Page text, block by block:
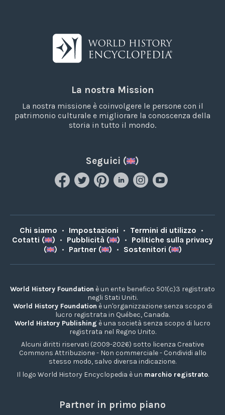
La nostra Mission
La nostra missione è coinvolgere le persone con il
patrimonio culturale e migliorare la conoscenza della
storia in tutto il mondo.
Seguici ( )
Chi siamo • Impostazioni • Termini di utilizzo •
Cotatti (
) • Pubblicità ( ) • Politiche sulla privacy
(
) • Partner ( ) • Sostenitori ( )
World History Foundation è un ente benefico 501(c)3 registrato
negli Stati Uniti.
World History Foundation è un'organizzazione senza scopo di
lucro registrata in Québec, Canada.
World History Publishing è una società senza scopo di lucro
registrata nel Regno Unito.
Alcuni diritti riservati (2009-2026) sotto licenza Creative
Commons Attribuzione - Non commerciale - Condividi allo
stesso modo, salvo diversa indicazione.
Il logo World History Encyclopedia è un marchio registrato.
Partner in primo piano